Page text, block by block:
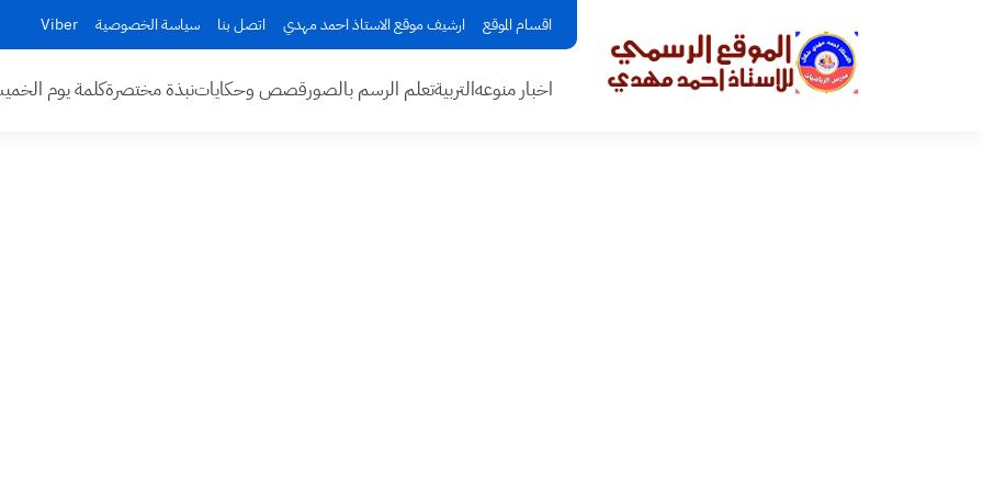
اقسام الموقع ارشيف موقع الاستاذ احمد مهدي اتصل بنا سياسة الخصوصية Viber
اخبار منوعهالتربيةتعلم الرسم بالصورقصص وحكاياتنبذة مختصرةكلمة يوم